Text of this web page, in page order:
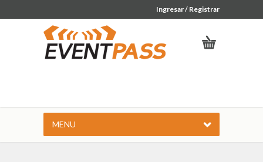
Ingresar / Registrar
MENU